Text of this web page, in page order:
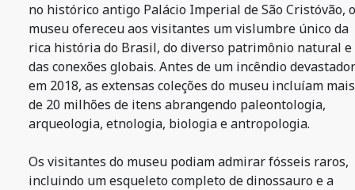
no histórico antigo Palácio Imperial de São Cristóvão, o
museu ofereceu aos visitantes um vislumbre único da
rica história do Brasil, do diverso patrimônio natural e
das conexões globais. Antes de um incêndio devastador
em 2018, as extensas coleções do museu incluíam mais
de 20 milhões de itens abrangendo paleontologia,
arqueologia, etnologia, biologia e antropologia.
Os visitantes do museu podiam admirar fósseis raros,
incluindo um esqueleto completo de dinossauro e a